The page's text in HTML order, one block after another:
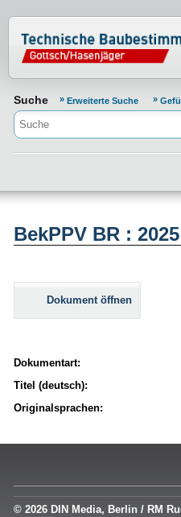
Normenportal
Suche Erweiterte Suche
BekPPV BR :
Dokument öffnen
Dokumentart:
Titel (deutsch):
Originalsprachen:
© 2026 DIN Media, Berlin / RM